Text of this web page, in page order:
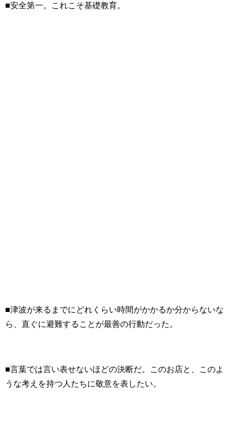
■安全第一。これこそ基礎教育。
■津波が来るまでにどれくらい時間がかかるか分からないな
ら、直ぐに避難することが最善の行動だった。
■言葉では言い表せないほどの決断だ。このお店と、このよ
うな考えを持つ人たちに敬意を表したい。